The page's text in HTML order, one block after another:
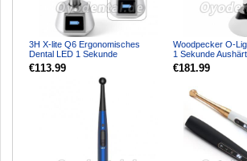
3H X-lite Q6 Ergonomisches
Dental LED 1 Sekunde
Polymerisationsgerät Kabellos mi...
€113.99
Woodpecker O-
1 Sekunde
€181.99